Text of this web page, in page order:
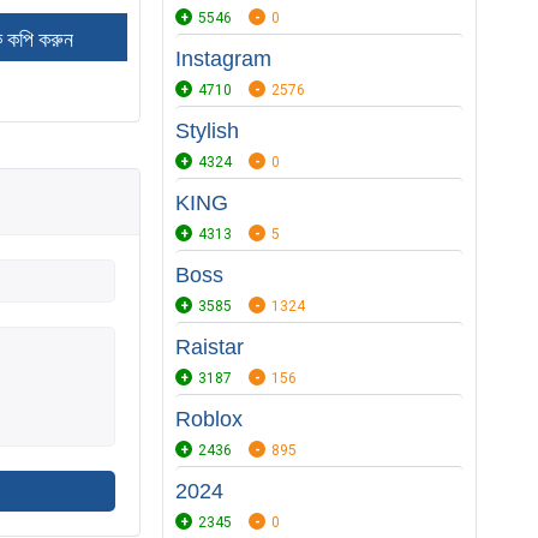
5546 0
Instagram
4710 2576
Stylish
4324 0
KING
4313 5
Boss
3585 1324
Raistar
3187 156
Roblox
2436 895
2024
2345 0